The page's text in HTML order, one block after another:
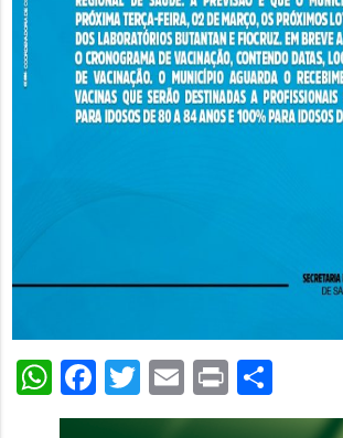
WhatsApp
Facebook
Twitter
Email
PrintShare